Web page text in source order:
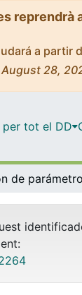
reprendrà
a partir
28,
per tot el DD